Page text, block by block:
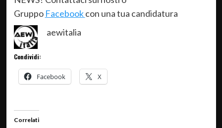
Gruppo Facebookcon una tua candidatura
aewitalia
Condividi:
Facebook X
Correlati